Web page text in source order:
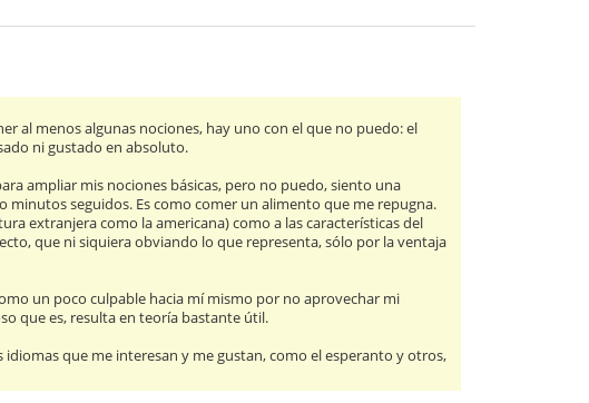
al menos algunas nociones, hay uno con el que no puedo: el
ni gustado en absoluto.
ampliar mis nociones básicas, pero no puedo, siento una
minutos seguidos. Es como comer un alimento que me repugna.
extranjera como la americana) como a las características del
que ni siquiera obviando lo que representa, sólo por la ventaja
un poco culpable hacia mí mismo por no aprovechar mi
que es, resulta en teoría bastante útil.
que me interesan y me gustan, como el esperanto y otros,